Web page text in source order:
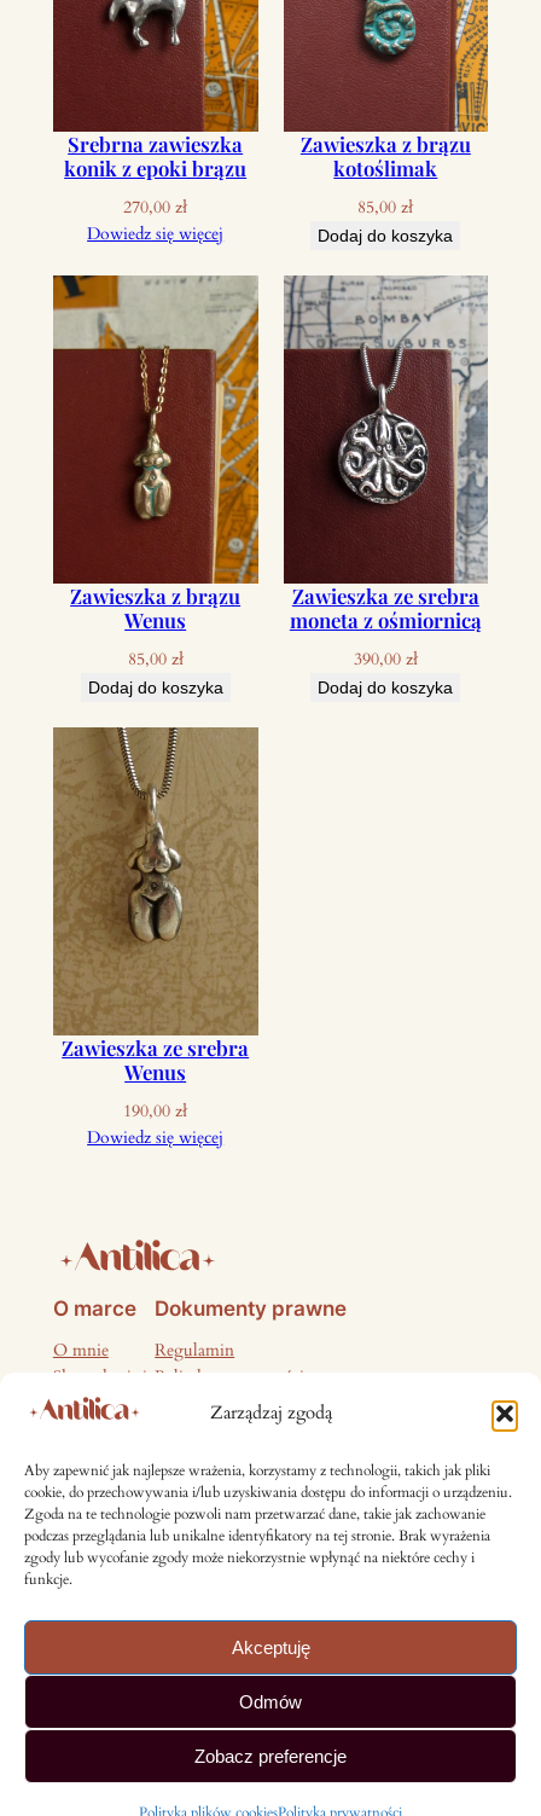
Zarządzaj zgodą
Aby zapewnić jak najlepsze wrażenia, korzystamy z technologii, takich jak pliki
cookie, do przechowywania i/lub uzyskiwania dostępu do informacji o urządzeniu.
Zgoda na te technologie pozwoli nam przetwarzać dane, takie jak zachowanie
podczas przeglądania lub unikalne identyfikatory na tej stronie. Brak wyrażenia
zgody lub wycofanie zgody może niekorzystnie wpłynąć na niektóre cechy i
funkcje.
Akceptuję
Odmów
Zobacz preferencje
Srebrna zawieszka
konik z epoki brązu
270,00zł
Dowiedz się więcej
Zawieszka z brązu
kotoślimak
85,00zł
Dodaj do koszyka
Zawieszka z brązu
Wenus
85,00 zł
Dodaj do koszyka
Zawieszka ze srebra
moneta z ośmiornicą
390,00 zł
Dodaj do koszyka
Zawieszka ze srebra
Wenus
190,00zł
Dowiedz się więcej
O marce
O mnie
Skontaktuj się
Dokumenty prawne
Regulamin
Polityka prywatności
Polityka plików cookies
Zwroty i reklamacje
Media społecznościowe
InstagramFacebook
Antilica © 2026 | All rights reserved
Biżuteria inspirowana zachwytem